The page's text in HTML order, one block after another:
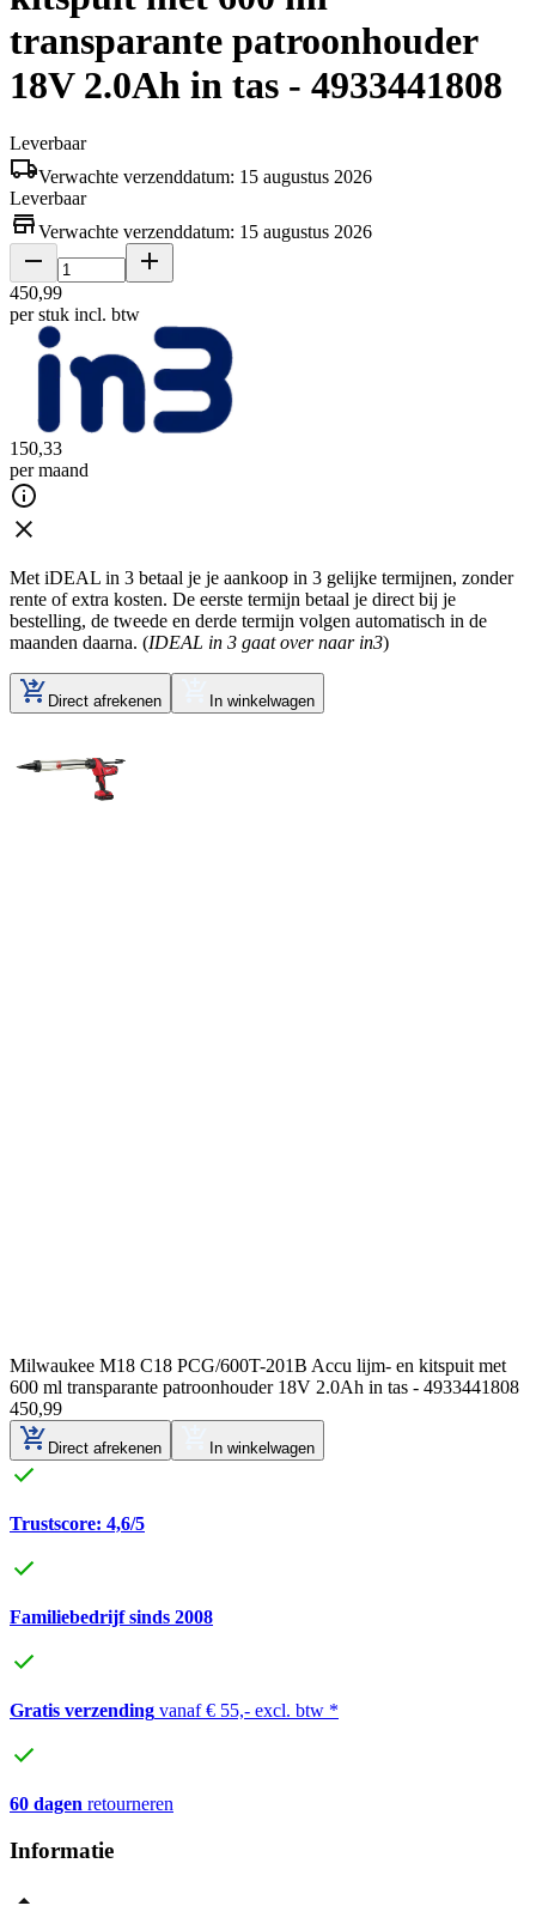
transparante patroonhouder
18V 2.0Ah in tas - 4933441808
Leverbaar
Verwachte verzenddatum: 15 augustus 2026
Leverbaar
Verwachte verzenddatum: 15 augustus 2026
450,99
per stuk incl. btw
150,33
per maand
Met iDEAL in 3 betaal je je aankoop in 3 gelijke termijnen, zonder
rente of extra kosten. De eerste termijn betaal je direct bij je
bestelling, de tweede en derde termijn volgen automatisch in de
maanden daarna. (IDEAL in 3 gaat over naar in3)
Direct afrekenen In winkelwagen
Milwaukee M18 C18 PCG/600T-201B Accu lijm- en kitspuit met
600 ml transparante patroonhouder 18V 2.0Ah in tas - 4933441808
450,99
Direct afrekenen In winkelwagen
Trustscore: 4,6/5
Familiebedrijf sinds 2008
Gratis verzending vanaf € 55,- excl. btw *
60 dagen retourneren
Informatie